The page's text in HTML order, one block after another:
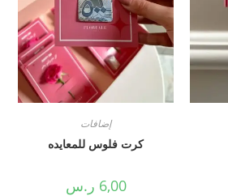
إضافات
كرت فلوس للمعايده
6,00 ر.س